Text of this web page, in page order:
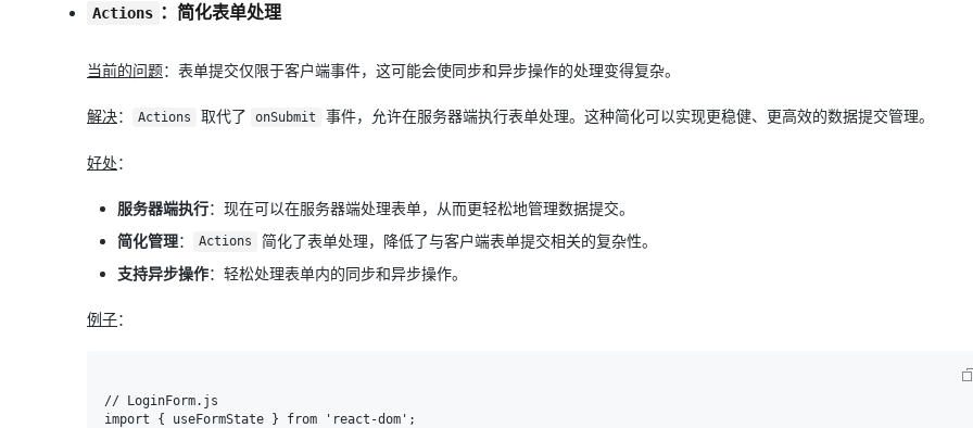
Actions ：简化表单处理
当前的问题：表单提交仅限于客户端事件，这可能会使同步和异步操作的处理变得复杂。
解决： Actions 取代了 onSubmit 事件，允许在服务器端执行表单处理。这种简化可以实现更稳健、更高效的数据提交管理。
好处：
服务器端执行：现在可以在服务器端处理表单，从而更轻松地管理数据提交。
简化管理： Actions
简化了表单处理，降低了与客户端表单提交相关的复杂性。
支持异步操作：轻松处理表单内的同步和异步操作。
例子：
// LoginForm.js
import { useFormState } from 'react-dom';